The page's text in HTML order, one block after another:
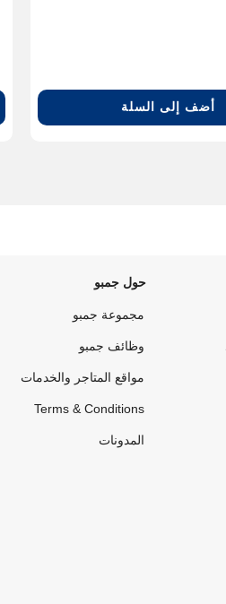
أضف إلى السلة
حول جمبو
مجموعة جمبو
وظائف جمبو
مواقع المتاجر والخدمات
Terms & Conditions
المدونات